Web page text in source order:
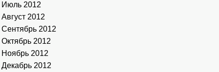
Июль 2012
Август 2012
Сентябрь 2012
Октябрь 2012
Ноябрь 2012
Декабрь 2012